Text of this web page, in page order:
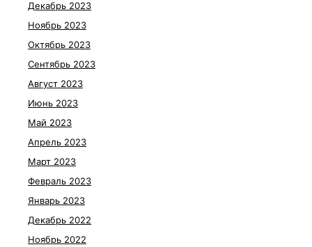
Декабрь 2023
Ноябрь 2023
Октябрь 2023
Сентябрь 2023
Август 2023
Июнь 2023
Май 2023
Апрель 2023
Март 2023
Февраль 2023
Январь 2023
Декабрь 2022
Ноябрь 2022